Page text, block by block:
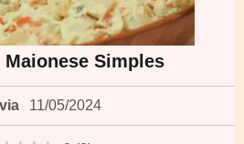
Maionese Simples
11/05/2024